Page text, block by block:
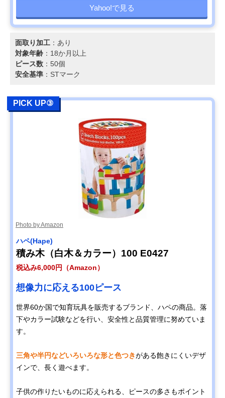
Yahoo!で見る
面取り加工 ：あり
対象年齢 ：18か月以上
ピース数 ：50個
安全基準 ：STマーク
PICK UP③
Photo by Amazon
ハペ(Hape)
積み木（白木＆カラー）100 E0427
税込み6,000円（Amazon）
想像力に応える100ピース
世界60か国で知育玩具を販売するブランド、ハペの商品。落
下やカラー試験などを行い、安全性と品質管理に努めていま
す。
三角や半円などいろいろな形と色つきがある飽きにくいデザ
インで、長く遊べます。
子供の作りたいものに応えられる、ピースの多さもポイント